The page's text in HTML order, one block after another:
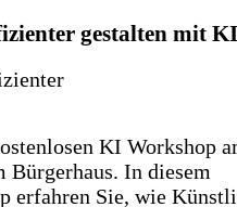
gestalten mit KI
KI Workshop
Bürgerhaus. In diesem
erfahren Sie, wie